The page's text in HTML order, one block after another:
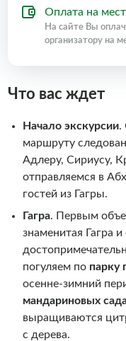
Оплата на
На сайте Вы
организатору на
Что вас ждет
Начало экскурсии.
маршруту
Адлеру, Сириусу,
отправляемся в
гостей из Гагры.
Гагра. Первым
знаменитая Гагра и
погуляем по парку
осенне-зимний
мандариновых
выращиваются
с дерева.